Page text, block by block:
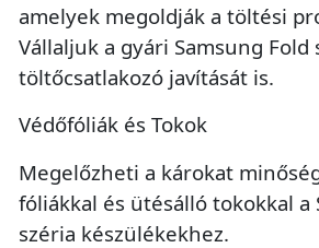
amelyek megoldják a töltési
Vállaljuk a gyári Samsung Fold
töltőcsatlakozó javítását is.
Védőfóliák és Tokok
Megelőzheti a károkat
fóliákkal és ütésálló tokokkal a
széria készülékekhez.